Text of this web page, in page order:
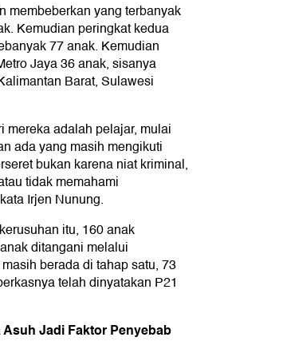
membeberkan yang terbanyak
Kemudian peringkat kedua
77 anak. Kemudian
Jaya 36 anak, sisanya
Barat, Sulawesi
mereka adalah pelajar, mulai
ada yang masih mengikuti
bukan karena niat kriminal,
tidak memahami
Irjen Nunung.
itu, 160 anak
ditangani melalui
berada di tahap satu, 73
telah dinyatakan P21
Jadi Faktor Penyebab